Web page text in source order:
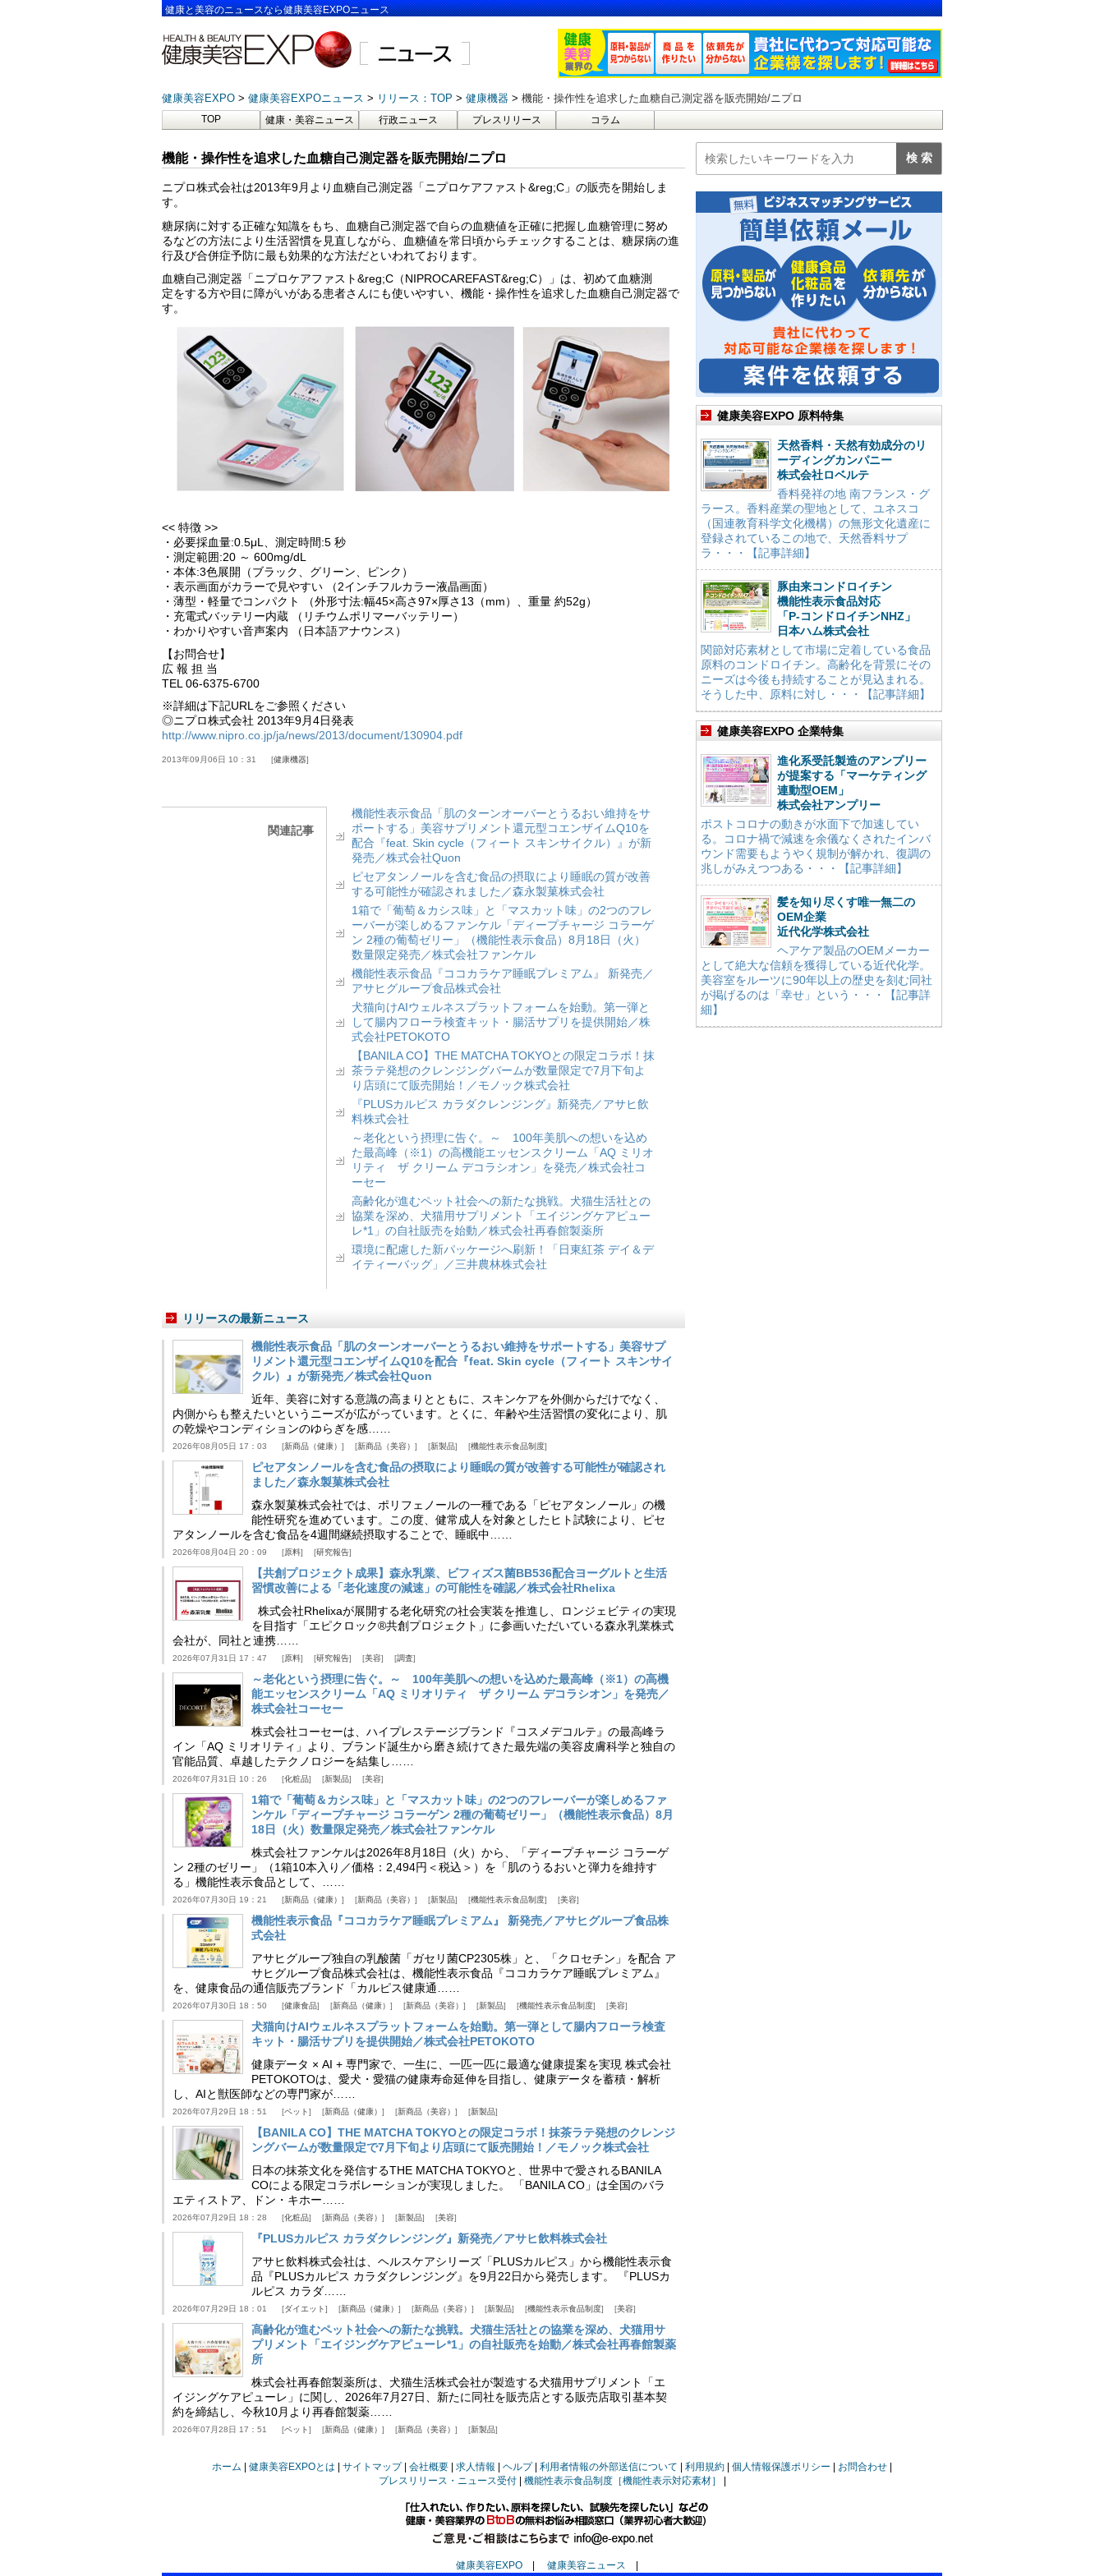
健康と美容のニュースなら健康美容EXPOニュース
健康美容EXPO 健康美容EXPOニュース リリース：TOP 健康機器 機能・操作性を追求した血糖自己測定器を販売開始/ニプロ
TOP 健康・美容ニュース 行政ニュース プレスリリース コラム
機能・操作性を追求した血糖自己測定器を販売開始/ニプロ
ニプロ株式会社は2013年9月より血糖自己測定器「ニプロケアファスト&reg;C」の販売を開始しま
す。
糖尿病に対する正確な知識をもち、血糖自己測定器で自らの血糖値を正確に把握し血糖管理に努め
るなどの方法により生活習慣を見直しながら、血糖値を常日頃からチェックすることは、糖尿病の進
行及び合併症予防に最も効果的な方法だといわれております。
血糖自己測定器「ニプロケアファスト&reg;C（NIPROCAREFAST&reg;C）」は、初めて血糖測
定をする方や目に障がいがある患者さんにも使いやすい、機能・操作性を追求した血糖自己測定器で
す。
<< 特徴 >>
・必要採血量:0.5μL、測定時間:5 秒
・測定範囲:20 ～ 600mg/dL
・本体:3色展開（ブラック、グリーン、ピンク）
・表示画面がカラーで見やすい （2インチフルカラー液晶画面）
・薄型・軽量でコンパクト （外形寸法:幅45×高さ97×厚さ13（mm）、重量 約52g）
・充電式バッテリー内蔵 （リチウムポリマーバッテリー）
・わかりやすい音声案内 （日本語アナウンス）
【お問合せ】
広 報 担 当
TEL 06-6375-6700
※詳細は下記URLをご参照ください
◎ニプロ株式会社 2013年9月4日発表
http://www.nipro.co.jp/ja/news/2013/document/130904.pdf
2013年09月06日 10：31 健康機器
関連記事
機能性表示食品「肌のターンオーバーとうるおい維持をサ
ポートする」美容サプリメント還元型コエンザイムQ10を
配合『feat. Skin cycle（フィート スキンサイクル）』が新
発売／株式会社Quon
ピセアタンノールを含む食品の摂取により睡眠の質が改善
する可能性が確認されました／森永製菓株式会社
1箱で「葡萄＆カシス味」と「マスカット味」の2つのフレ
ーバーが楽しめるファンケル「ディープチャージ コラーゲ
ン 2種の葡萄ゼリー」（機能性表示食品）8月18日（火）
数量限定発売／株式会社ファンケル
機能性表示食品『ココカラケア睡眠プレミアム』 新発売／
アサヒグループ食品株式会社
犬猫向けAIウェルネスプラットフォームを始動。第一弾と
して腸内フローラ検査キット・腸活サプリを提供開始／株
式会社PETOKOTO
【BANILA CO】THE MATCHA TOKYOとの限定コラボ！抹
茶ラテ発想のクレンジングバームが数量限定で7月下旬よ
り店頭にて販売開始！／モノック株式会社
『PLUSカルピス カラダクレンジング』新発売／アサヒ飲
料株式会社
～老化という摂理に告ぐ。～ 100年美肌への想いを込め
た最高峰（※1）の高機能エッセンスクリーム「AQ ミリオ
リティ ザ クリーム デコラシオン」を発売／株式会社コ
ーセー
高齢化が進むペット社会への新たな挑戦。犬猫生活社との
協業を深め、犬猫用サプリメント「エイジングケアピュー
レ*1」の自社販売を始動／株式会社再春館製薬所
環境に配慮した新パッケージへ刷新！「日東紅茶 デイ＆デ
イティーバッグ」／三井農林株式会社
リリースの最新ニュース
機能性表示食品「肌のターンオーバーとうるおい維持をサポートする」美容サプ
リメント還元型コエンザイムQ10を配合『feat. Skin cycle（フィート スキンサイ
クル）』が新発売／株式会社Quon
近年、美容に対する意識の高まりとともに、スキンケアを外側からだけでなく、
内側からも整えたいというニーズが広がっています。とくに、年齢や生活習慣の変化により、肌
の乾燥やコンディションのゆらぎを感……
2026年08月05日 17：03 新商品（健康） 新商品（美容） 新製品 機能性表示食品制度
ピセアタンノールを含む食品の摂取により睡眠の質が改善する可能性が確認され
ました／森永製菓株式会社
森永製菓株式会社では、ポリフェノールの一種である「ピセアタンノール」の機
能性研究を進めています。この度、健常成人を対象としたヒト試験により、ピセ
アタンノールを含む食品を4週間継続摂取することで、睡眠中……
2026年08月04日 20：09 原料 研究報告
【共創プロジェクト成果】森永乳業、ビフィズス菌BB536配合ヨーグルトと生活
習慣改善による「老化速度の減速」の可能性を確認／株式会社Rhelixa
株式会社Rhelixaが展開する老化研究の社会実装を推進し、ロンジェビティの実現
を目指す「エピクロック®共創プロジェクト」に参画いただいている森永乳業株式
会社が、同社と連携……
2026年07月31日 17：47 原料 研究報告 美容 調査
～老化という摂理に告ぐ。～ 100年美肌への想いを込めた最高峰（※1）の高機
能エッセンスクリーム「AQ ミリオリティ ザ クリーム デコラシオン」を発売／
株式会社コーセー
株式会社コーセーは、ハイプレステージブランド『コスメデコルテ』の最高峰ラ
イン「AQ ミリオリティ」より、ブランド誕生から磨き続けてきた最先端の美容皮膚科学と独自の
官能品質、卓越したテクノロジーを結集し……
2026年07月31日 10：26 化粧品 新製品 美容
1箱で「葡萄＆カシス味」と「マスカット味」の2つのフレーバーが楽しめるファ
ンケル「ディープチャージ コラーゲン 2種の葡萄ゼリー」（機能性表示食品）8月
18日（火）数量限定発売／株式会社ファンケル
株式会社ファンケルは2026年8月18日（火）から、「ディープチャージ コラーゲ
ン 2種のゼリー」（1箱10本入り／価格：2,494円＜税込＞）を「肌のうるおいと弾力を維持す
る」機能性表示食品として、……
2026年07月30日 19：21 新商品（健康） 新商品（美容） 新製品 機能性表示食品制度 美容
機能性表示食品『ココカラケア睡眠プレミアム』 新発売／アサヒグループ食品株
式会社
アサヒグループ独自の乳酸菌「ガセリ菌CP2305株」と、「クロセチン」を配合 ア
サヒグループ食品株式会社は、機能性表示食品『ココカラケア睡眠プレミアム』
を、健康食品の通信販売ブランド「カルピス健康通……
2026年07月30日 18：50 健康食品 新商品（健康） 新商品（美容） 新製品 機能性表示食品制度 美容
犬猫向けAIウェルネスプラットフォームを始動。第一弾として腸内フローラ検査
キット・腸活サプリを提供開始／株式会社PETOKOTO
健康データ × AI + 専門家で、一生に、一匹一匹に最適な健康提案を実現 株式会社
PETOKOTOは、愛犬・愛猫の健康寿命延伸を目指し、健康データを蓄積・解析
し、AIと獣医師などの専門家が……
2026年07月29日 18：51 ペット 新商品（健康） 新商品（美容） 新製品
【BANILA CO】THE MATCHA TOKYOとの限定コラボ！抹茶ラテ発想のクレンジ
ングバームが数量限定で7月下旬より店頭にて販売開始！／モノック株式会社
日本の抹茶文化を発信するTHE MATCHA TOKYOと、世界中で愛されるBANILA
COによる限定コラボレーションが実現しました。 「BANILA CO」は全国のバラ
エティストア、ドン・キホー……
2026年07月29日 18：28 化粧品 新商品（美容） 新製品 美容
『PLUSカルピス カラダクレンジング』新発売／アサヒ飲料株式会社
アサヒ飲料株式会社は、ヘルスケアシリーズ「PLUSカルピス」から機能性表示食
品『PLUSカルピス カラダクレンジング』を9月22日から発売します。 『PLUSカ
ルピス カラダ……
2026年07月29日 18：01 ダイエット 新商品（健康） 新商品（美容） 新製品 機能性表示食品制度 美容
高齢化が進むペット社会への新たな挑戦。犬猫生活社との協業を深め、犬猫用サ
プリメント「エイジングケアピューレ*1」の自社販売を始動／株式会社再春館製薬
所
株式会社再春館製薬所は、犬猫生活株式会社が製造する犬猫用サプリメント「エ
イジングケアピューレ」に関し、2026年7月27日、新たに同社を販売店とする販売店取引基本契
約を締結し、今秋10月より再春館製薬……
2026年07月28日 17：51 ペット 新商品（健康） 新商品（美容） 新製品
健康美容EXPO 原料特集
天然香料・天然有効成分のリ
ーディングカンパニー
株式会社ロベルテ
香料発祥の地 南フランス・グ
ラース。香料産業の聖地として、ユネスコ
（国連教育科学文化機構）の無形文化遺産に
登録されているこの地で、天然香料サプ
ラ・・・【記事詳細】
豚由来コンドロイチン
機能性表示食品対応
「P-コンドロイチンNHZ」
日本ハム株式会社
関節対応素材として市場に定着している食品
原料のコンドロイチン。高齢化を背景にその
ニーズは今後も持続することが見込まれる。
そうした中、原料に対し・・・【記事詳細】
健康美容EXPO 企業特集
進化系受託製造のアンプリー
が提案する「マーケティング
連動型OEM」
株式会社アンプリー
ポストコロナの動きが水面下で加速してい
る。コロナ禍で減速を余儀なくされたインバ
ウンド需要もようやく規制が解かれ、復調の
兆しがみえつつある・・・【記事詳細】
髪を知り尽くす唯一無二の
OEM企業
近代化学株式会社
ヘアケア製品のOEMメーカー
として絶大な信頼を獲得している近代化学。
美容室をルーツに90年以上の歴史を刻む同社
が掲げるのは「幸せ」という・・・【記事詳
細】
ホーム 健康美容EXPOとは サイトマップ 会社概要 求人情報 ヘルプ 利用者情報の外部送信について 利用規約 個人情報保護ポリシー
お問合わせ
プレスリリース・ニュース受付
機能性表示食品制度［機能性表示対応素材］
健康美容EXPO 健康美容ニュース